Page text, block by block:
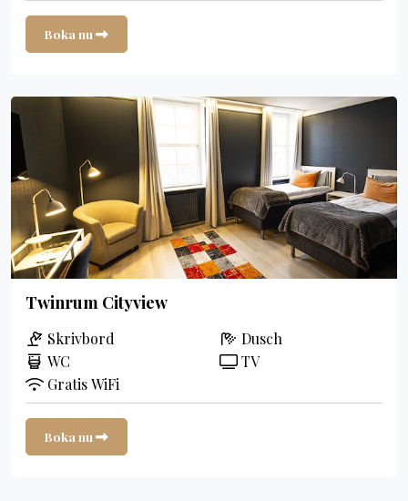
Boka nu
Twinrum Cityview
Skrivbord
Dusch
WC
TV
Gratis WiFi
Boka nu